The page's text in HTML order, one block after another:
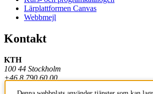
Lärplattformen Canvas
Webbmejl
Kontakt
KTH
100 44 Stockholm
+46 8 790 60 00